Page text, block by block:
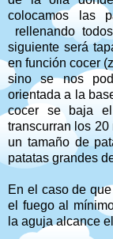
colocamos las
rellenando
siguiente será
en función cocer
sino se nos
orientada a la
cocer se baja
transcurran los
un tamaño de
patatas grandes
En el caso de
el fuego al
la aguja alcance